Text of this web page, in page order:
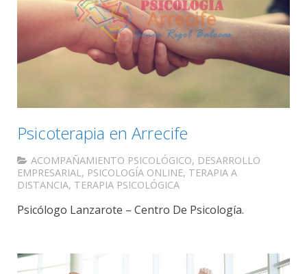
Psicoterapia en Arrecife
ACOMPAÑAMIENTO PSICOLÓGICO, DESARROLLO
EMPRESARIAL, PSICOLOGÍA ONLINE, TERAPIA A
DISTANCIA, TERAPIA PSICOLÓGICA
Psicólogo Lanzarote – Centro De Psicología.